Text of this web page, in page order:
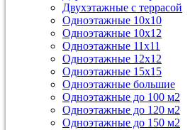
Двухэтажные с террасой
Одноэтажные 10х10
Одноэтажные 10х12
Одноэтажные 11х11
Одноэтажные 12х12
Одноэтажные 15х15
Одноэтажные большие
Одноэтажные до 100 м2
Одноэтажные до 120 м2
Одноэтажные до 150 м2